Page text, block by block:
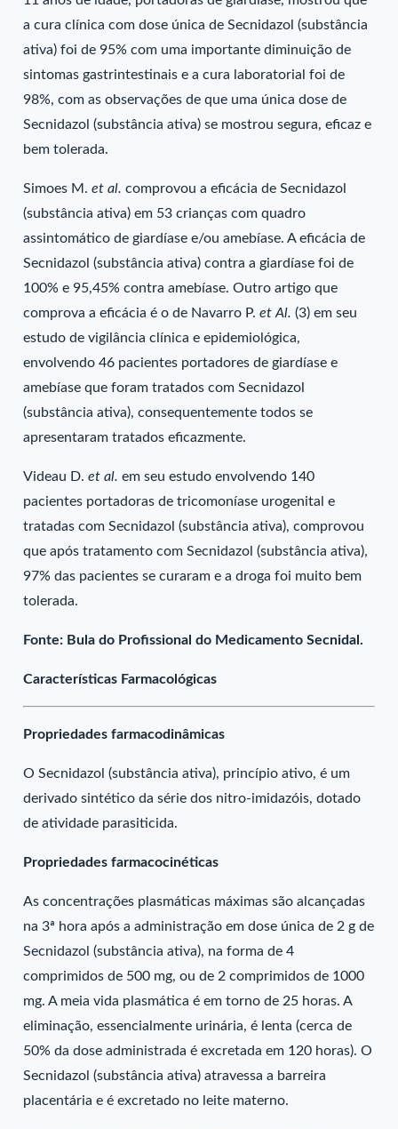
a cura clínica com dose única de Secnidazol (substância
ativa) foi de 95% com uma importante diminuição de
sintomas gastrintestinais e a cura laboratorial foi de
98%, com as observações de que uma única dose de
Secnidazol (substância ativa) se mostrou segura, eficaz e
bem tolerada.
Simoes M.et al. comprovou a eficácia de Secnidazol
(substância ativa) em 53 crianças com quadro
assintomático de giardíase e/ou amebíase. A eficácia de
Secnidazol (substância ativa) contra a giardíase foi de
100% e 95,45% contra amebíase. Outro artigo que
comprova a eficácia é o de Navarro P.et Al. (3) em seu
estudo de vigilância clínica e epidemiológica,
envolvendo 46 pacientes portadores de giardíase e
amebíase que foram tratados com Secnidazol
(substância ativa), consequentemente todos se
apresentaram tratados eficazmente.
Videau D.et al. em seu estudo envolvendo 140
pacientes portadoras de tricomoníase urogenital e
tratadas com Secnidazol (substância ativa), comprovou
que após tratamento com Secnidazol (substância ativa),
97% das pacientes se curaram e a droga foi muito bem
tolerada.
Fonte: Bula do Profissional do Medicamento Secnidal.
Características Farmacológicas
Propriedades farmacodinâmicas
O Secnidazol (substância ativa), princípio ativo, é um
derivado sintético da série dos nitro-imidazóis, dotado
de atividade parasiticida.
Propriedades farmacocinéticas
As concentrações plasmáticas máximas são alcançadas
na 3ª hora após a administração em dose única de 2 g de
Secnidazol (substância ativa), na forma de 4
comprimidos de 500 mg, ou de 2 comprimidos de 1000
mg. A meia vida plasmática é em torno de 25 horas. A
eliminação, essencialmente urinária, é lenta (cerca de
50% da dose administrada é excretada em 120 horas). O
Secnidazol (substância ativa) atravessa a barreira
placentária e é excretado no leite materno.